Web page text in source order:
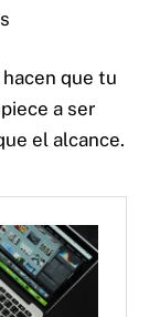
que tu
a ser
el alcance.